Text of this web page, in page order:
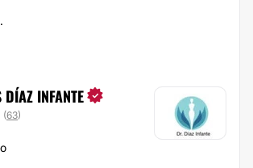
INFANTE
(63)